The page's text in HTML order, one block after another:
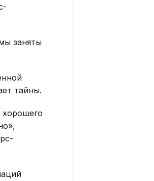
заняты
тайны.
хорошего